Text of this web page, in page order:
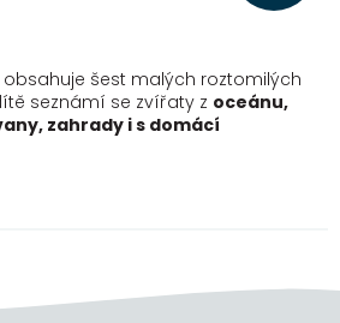
šest malých roztomilých
seznámí se zvířaty z oceánu,
zahrady i s domácí